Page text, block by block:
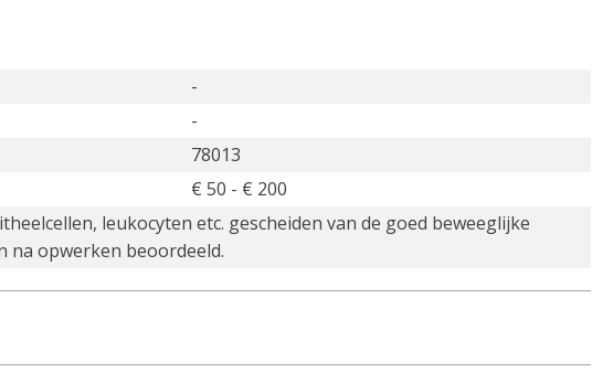
-
-
78013
€ 50 - € 200
leukocyten etc. gescheiden van de goed beweeglijke
na opwerken beoordeeld.